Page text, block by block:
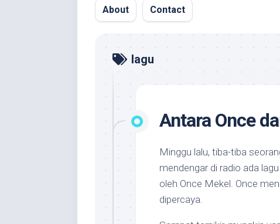
About Contact
lagu
Antara Once
Minggu lalu, tiba-tiba
mendengar di radio ada
oleh Once Mekel. Once
dipercaya.